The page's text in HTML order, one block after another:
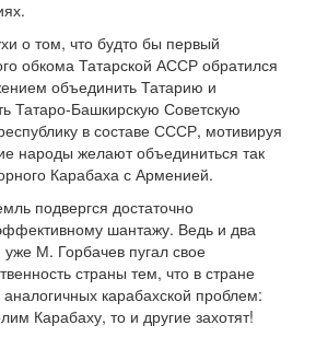
о том, что будто бы первый
обкома Татарской АССР обратился
объединить Татарию и
Татаро-Башкирскую Советскую
в составе СССР, мотивируя
народы желают объединиться так
Карабаха с Арменией.
подвергся достаточно
шантажу. Ведь и два
уже М. Горбачев пугал свое
страны тем, что в стране
карабахской проблем:
Карабаху, то и другие захотят!